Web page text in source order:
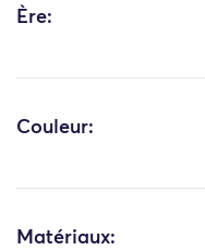
Ère:
Couleur:
Matériaux: